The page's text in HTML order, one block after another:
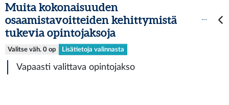
Muita kokonaisuuden
osaamistavoitteiden kehittymistä
tukevia opintojaksoja
Valitse väh. 0 op Lisätietoja valinnasta
Vapaasti valittava opintojakso